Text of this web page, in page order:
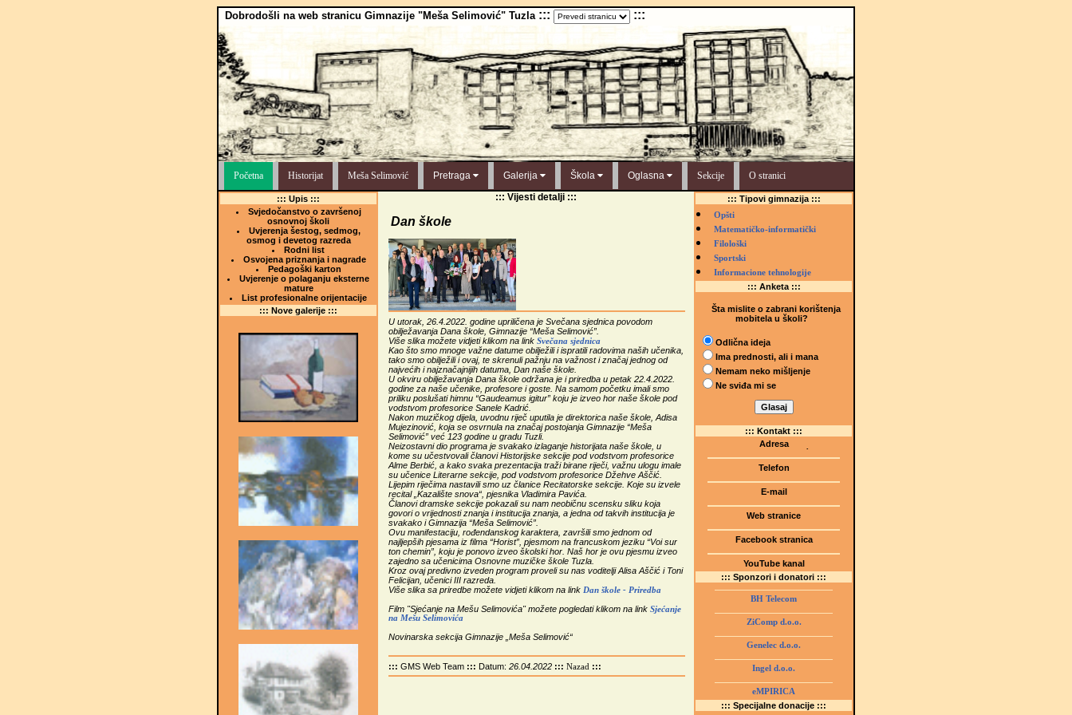
Dobrodošli na web stranicu Gimnazije "Meša Selimović" Tuzla ::: :::
Početna Historijat Meša Selimović Pretraga Galerija Škola Oglasna Sekcije O stranici
::: Upis :::
Svjedočanstvo o završenoj
osnovnoj školi
Uvjerenja šestog, sedmog,
osmog i devetog razreda
Rodni list
Osvojena priznanja i nagrade
Pedagoški karton
Uvjerenje o polaganju eksterne
mature
List profesionalne orijentacije
::: Nove galerije :::
::: Vijesti detalji :::
Dan škole
U utorak, 26.4.2022. godine upriličena je Svečana sjednica povodom
obilježavanja Dana škole, Gimnazije “Meša Selimović”.
Više slika možete vidjeti klikom na link Svečana sjednica
Kao što smo mnoge važne datume obilježili i ispratili radovima naših učenika,
tako smo obilježili i ovaj, te skrenuli pažnju na važnost i značaj jednog od
najvećih i najznačajnijih datuma, Dan naše škole.
U okviru obilježavanja Dana škole održana je i priredba u petak 22.4.2022.
godine za naše učenike, profesore i goste. Na samom početku imali smo
priliku poslušati himnu “Gaudeamus igitur” koju je izveo hor naše škole pod
vodstvom profesorice Sanele Kadrić.
Nakon muzičkog dijela, uvodnu riječ uputila je direktorica naše škole, Adisa
Mujezinović, koja se osvrnula na značaj postojanja Gimnazije “Meša
Selimović” već 123 godine u gradu Tuzli.
Neizostavni dio programa je svakako izlaganje historijata naše škole, u
kome su učestvovali članovi Historijske sekcije pod vodstvom profesorice
Alme Berbić, a kako svaka prezentacija traži birane riječi, važnu ulogu imale
su učenice Literarne sekcije, pod vodstvom profesorice Džehve Aščić.
Lijepim riječima nastavili smo uz članice Recitatorske sekcije. Koje su izvele
recital „Kazalište snova“, pjesnika Vladimira Pavića.
Članovi dramske sekcije pokazali su nam neobičnu scensku sliku koja
govori o vrijednosti znanja i institucija znanja, a jedna od takvih institucija je
svakako i Gimnazija “Meša Selimović”.
Ovu manifestaciju, rođendanskog karaktera, završili smo jednom od
najljepših pjesama iz filma “Horist”, pjesmom na francuskom jeziku “Voi sur
ton chemin”, koju je ponovo izveo školski hor. Naš hor je ovu pjesmu izveo
zajedno sa učenicima Osnovne muzičke škole Tuzla.
Kroz ovaj predivno izveden program proveli su nas voditelji Alisa Aščić i Toni
Felicijan, učenici III razreda.
Više slika sa priredbe možete vidjeti klikom na link Dan škole - Priredba
Film "Sjećanje na Mešu Selimovića" možete pogledati klikom na link Sjećanje
na Mešu Selimovića
Novinarska sekcija Gimnazije „Meša Selimović“
::: GMS Web Team ::: Datum: 26.04.2022 ::: Nazad :::
::: Tipovi gimnazija :::
Opšti
Matematičko-informatički
Filološki
Sportski
Informacione tehnologije
::: Anketa :::
Šta mislite o zabrani korištenja
mobitela u školi?
Odlična ideja
Ima prednosti, ali i mana
Nemam neko mišljenje
Ne sviđa mi se
::: Kontakt :::
Adresa
(Šetalište I.G. Kovačića 1)
75000 Tuzla, BiH
Telefon
E-mail
Web stranice
www.gmstziam.com.ba
Facebook stranica
YouTube kanal
GMS Tuzla
::: Sponzori i donatori :::
BH Telecom
ZiComp d.o.o.
Genelec d.o.o.
Ingel d.o.o.
eMPIRICA
::: Specijalne donacije :::